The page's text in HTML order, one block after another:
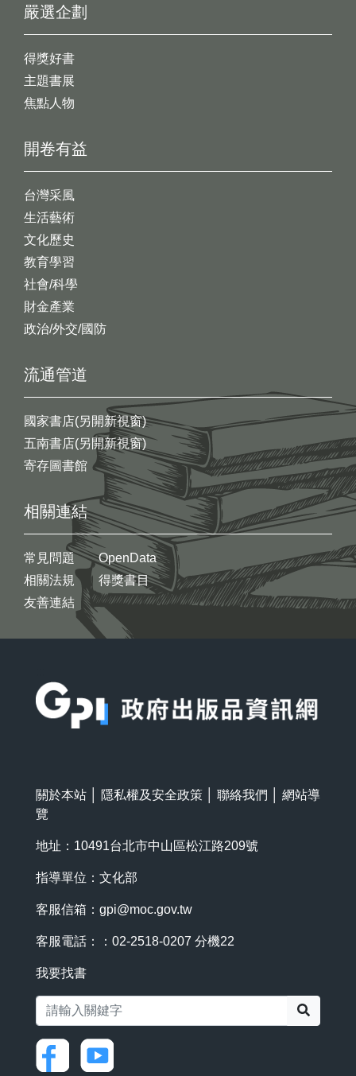
開卷有益
台灣采風
生活藝術
文化歷史
教育學習
社會/科學
財金產業
政治/外交/國防
嚴選企劃
得獎好書
主題書展
焦點人物
流通管道
國家書店(另開新視窗)
五南書店(另開新視窗)
寄存圖書館
相關連結
常見問題
相關法規
友善連結
OpenData
得獎書目
關於本站 隱私權及安全政策 聯絡我們
網站導
覽
地址：10491台北市中山區松江路209號
指導單位：文化部
客服信箱： gpi@moc.gov.tw
客服電話：：02-2518-0207 分機22
我要找書